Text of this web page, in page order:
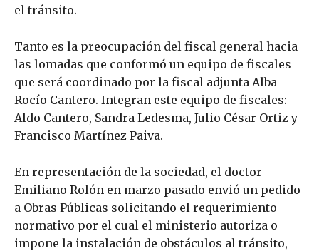
el tránsito.
Tanto es la preocupación del fiscal general hacia
las lomadas que conformó un equipo de fiscales
que será coordinado por la fiscal adjunta Alba
Rocío Cantero. Integran este equipo de fiscales:
Aldo Cantero, Sandra Ledesma, Julio César Ortiz y
Francisco Martínez Paiva.
En representación de la sociedad, el doctor
Emiliano Rolón en marzo pasado envió un pedido
a Obras Públicas solicitando el requerimiento
normativo por el cual el ministerio autoriza o
impone la instalación de obstáculos al tránsito,